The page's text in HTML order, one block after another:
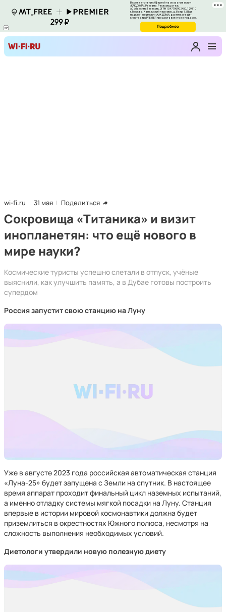
wi-fi.ru 31 мая Поделиться
Сокровища «Титаника» и визит
инопланетян: что ещё нового в
мире науки?
Космические туристы успешно слетали в отпуск, учёные
выяснили, как улучшить память, а в Дубае готовы построить
супердом
Россия запустит свою станцию на Луну
Уже в августе 2023 года российская автоматическая станция
«Луна-25» будет запущена с Земли на спутник. В настоящее
время аппарат проходит финальный цикл наземных испытаний,
а именно отладку системы мягкой посадки на Луну. Станция
впервые в истории мировой космонавтики должна будет
приземлиться в окрестностях Южного полюса, несмотря на
сложность выполнения необходимых условий.
Диетологи утвердили новую полезную диету